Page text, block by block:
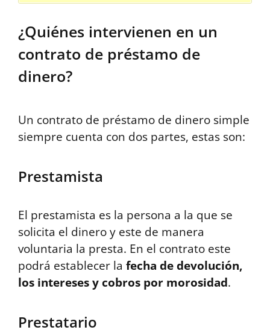
¿Quiénes intervienen en un
contrato de préstamo de
dinero?
Un contrato de préstamo de dinero simple
siempre cuenta con dos partes, estas son:
Prestamista
El prestamista es la persona a la que se
solicita el dinero y este de manera
voluntaria la presta. En el contrato este
podrá establecer la fecha de devolución,
los intereses y cobros por morosidad.
Prestatario